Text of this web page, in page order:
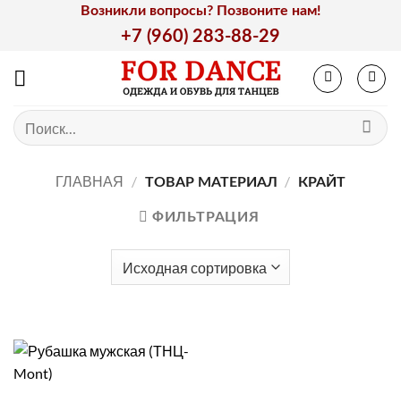
Возникли вопросы? Позвоните нам!
+7 (960) 283-88-29
Искать:
ГЛАВНАЯ / ТОВАР МАТЕРИАЛ / КРАЙТ
ФИЛЬТРАЦИЯ